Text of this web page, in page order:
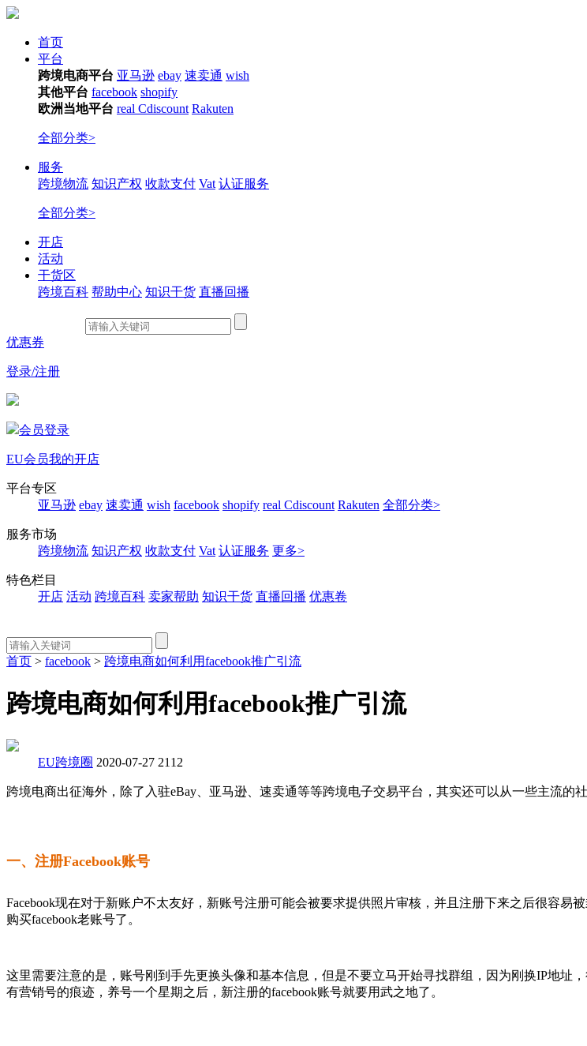
首页
平台
跨境电商平台 亚马逊 ebay 速卖通 wish
其他平台 facebook shopify
欧洲当地平台 real Cdiscount Rakuten
全部分类>
服务
跨境物流 知识产权 收款支付 Vat 认证服务
全部分类>
开店
活动
干货区
跨境百科 帮助中心 知识干货 直播回播
优惠券
登录/注册
会员登录
EU会员我的开店
平台专区
亚马逊 ebay 速卖通 wish facebook shopify real Cdiscount Rakuten 全部分类>
服务市场
跨境物流 知识产权 收款支付 Vat 认证服务 更多>
特色栏目
开店 活动 跨境百科 卖家帮助 知识干货 直播回播 优惠卷
首页 > facebook > 跨境电商如何利用facebook推广引流
跨境电商如何利用facebook推广引流
EU跨境圈 2020-07-27 2112
跨境电商出征海外，除了入驻eBay、亚马逊、速卖通等等跨境电子交易平台，其实还可以从一些主流的
一、注册Facebook账号
Facebook现在对于新账户不太友好，新账号注册可能会被要求提供照片审核，并且注册下来之后很容
购买facebook老账号了。
这里需要注意的是，账号刚到手先更换头像和基本信息，但是不要立马开始寻找群组，因为刚换IP地址
有营销号的痕迹，养号一个星期之后，新注册的facebook账号就要用武之地了。